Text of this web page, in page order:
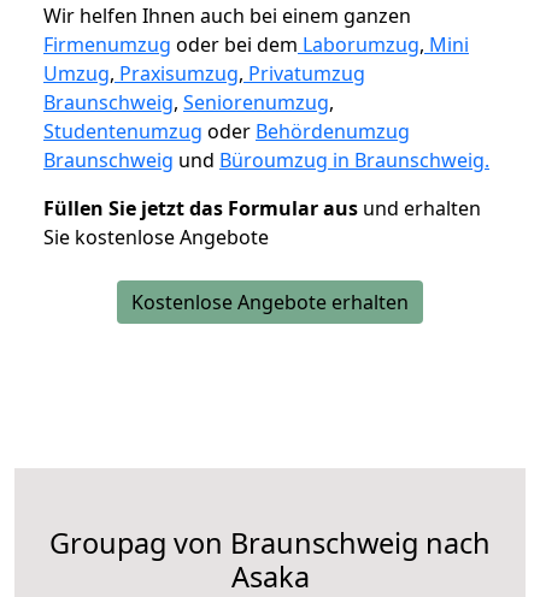
Wir helfen Ihnen auch bei einem ganzen
Firmenumzug oder bei dem Laborumzug, Mini
Umzug, Praxisumzug, Privatumzug
Braunschweig, Seniorenumzug,
Studentenumzug oder Behördenumzug
Braunschweig und Büroumzug in Braunschweig.
Füllen Sie jetzt das Formular aus und erhalten
Sie kostenlose Angebote
Kostenlose Angebote erhalten
Groupag von Braunschweig nach
Asaka